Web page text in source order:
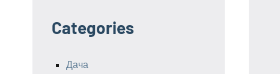
Categories
Дача